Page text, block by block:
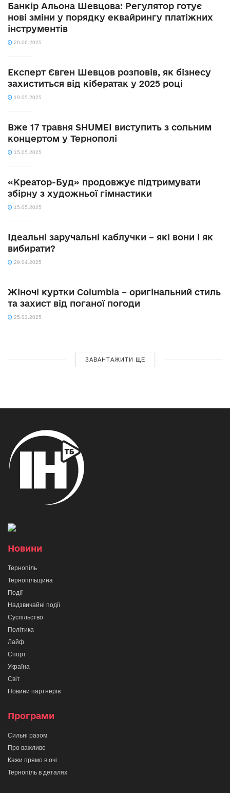
Банкір Альона Шевцова: Регулятор готує
нові зміни у порядку еквайрингу платіжних
інструментів
20.06.2025
Експерт Євген Шевцов розповів, як бізнесу
захиститься від кібератак у 2025 році
19.05.2025
Вже 17 травня SHUMEI виступить з сольним
концертом у Тернополі
15.05.2025
«Креатор-Буд» продовжує підтримувати
збірну з художньої гімнастики
15.05.2025
Ідеальні заручальні каблучки – які вони і як
вибирати?
29.04.2025
Жіночі куртки Columbia – оригінальний стиль
та захист від поганої погоди
25.03.2025
ЗАВАНТАЖИТИ ЩЕ
Новини
Тернопіль
Тернопільщина
Події
Надзвичайні події
Суспільство
Політика
Лайф
Спорт
Україна
Світ
Новини партнерів
Програми
Сильні разом
Про важливе
Кажи прямо в очі
Тернопіль в деталях